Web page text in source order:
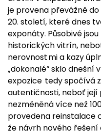
je provena převážně
20. století, které dnes
exponáty. Působivé
historických vitrín,
nerovnostmi a kazy
„dokonalé“ sklo dnešní
expozice tedy spočívá
autentičnosti, neboť její
nezměněná více než
provedena reinstalace
že návrh nového